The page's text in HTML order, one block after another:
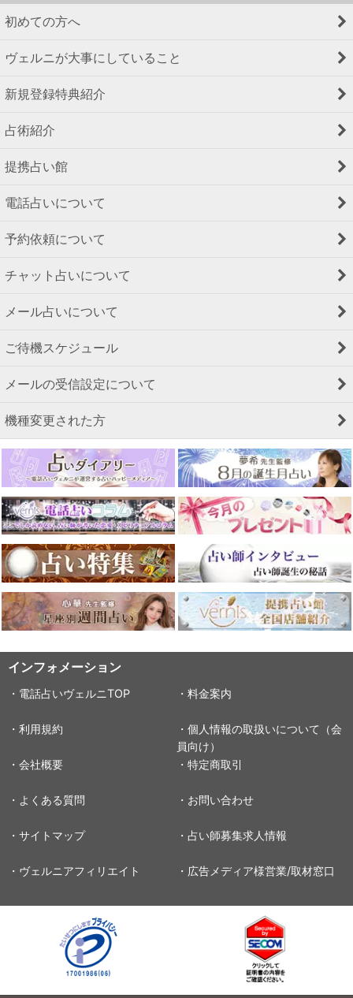
初めての方へ
ヴェルニが大事にしていること
新規登録特典紹介
占術紹介
提携占い館
電話占いについて
予約依頼について
チャット占いについて
メール占いについて
ご待機スケジュール
メールの受信設定について
機種変更された方
インフォメーション
・電話占いヴェルニTOP ・料金案内
・利用規約
・個人情報の取扱いについて（会
員向け）
・会社概要
・特定商取引
・よくある質問 ・お問い合わせ
・サイトマップ ・占い師募集求人情報
・ヴェルニアフィリエイト ・広告メディア様営業/取材窓口